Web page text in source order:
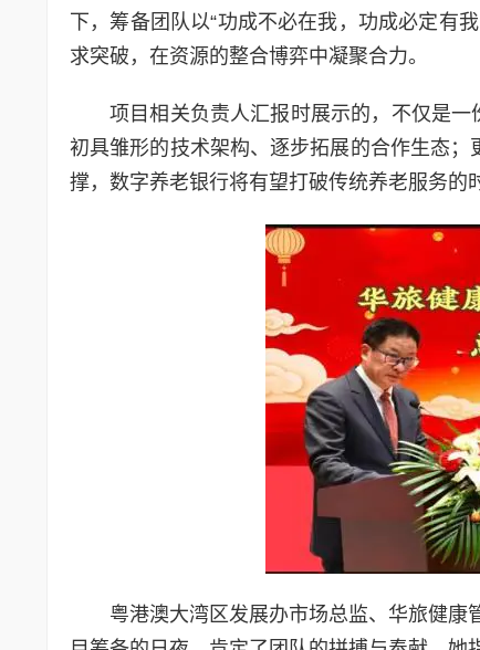
下，筹备团队以“功成不必在我，功成必定有
求突破，在资源的整合博弈中凝聚合力。
项目相关负责人汇报时展示的，不仅是
初具雏形的技术架构、逐步拓展的合作生态
撑，数字养老银行将有望打破传统养老服务的
粤港澳大湾区发展办市场总监、华旅健